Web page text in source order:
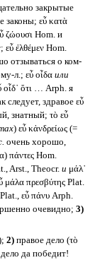
закрытые
законы; εὖ κατὰ
ζώουσι Hom. и
ἐλθέμεν Hom.
отзываться о ком-
л.; εὖ οἶδα или
οἶδ᾽ ὅτι … Arph. я
здравое εὖ
знатный; τὸ εὖ
) εὖ κἀνδρείως (=
очень хорошо,
πάντες Hom.
Arst., Theocr. и μάλ᾽
μάλα πρεσβύτης Plat.
εὖ πάνυ Arph.
очевидно; 3)
2)правое дело (τὸ
дело да победит!